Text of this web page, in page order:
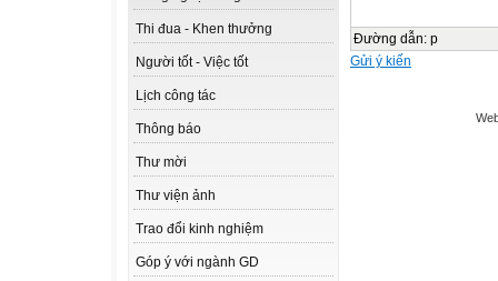
Thi đua - Khen thưởng
Người tốt - Việc tốt
Lịch công tác
Thông báo
Thư mời
Thư viện ảnh
Trao đổi kinh nghiệm
Góp ý với ngành GD
Đường dẫn: p
Gửi ý kiến